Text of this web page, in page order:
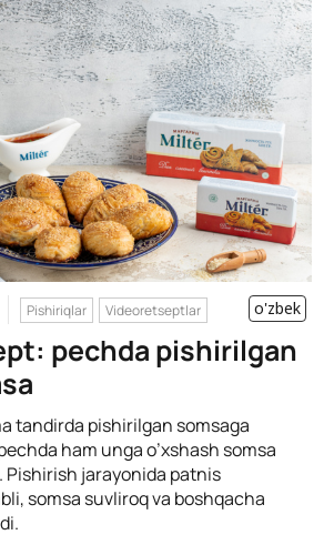
Pishiriqlar Videoretseptlar o'zbek
pechda pishirilgan
tandirda pishirilgan somsaga
ham unga o’xshash somsa
jarayonida patnis
somsa suvliroq va boshqacha